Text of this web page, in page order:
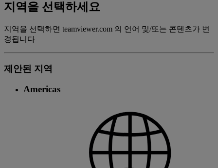
지역을 선택하세요
지역을 선택하면 teamviewer.com 의 언어 및/또는 콘텐츠가 변
경됩니다
제안된 지역
Americas